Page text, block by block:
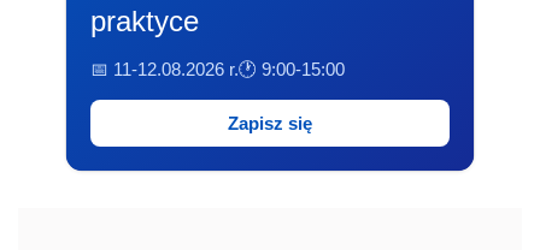
praktyce
📅 11-12.08.2026 r.🕐 9:00-15:00
Zapisz się